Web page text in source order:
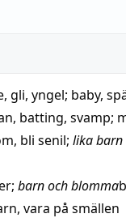
, gli, yngel; baby,
, batting, svamp;
, bli senil; lika barn
; barnochblomma
, vara på smällen